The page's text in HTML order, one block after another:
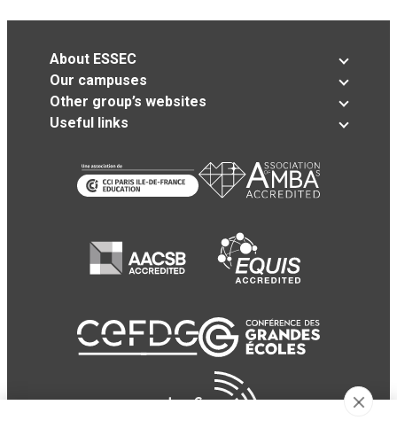
About ESSEC
Our campuses
Other group’s websites
Useful links